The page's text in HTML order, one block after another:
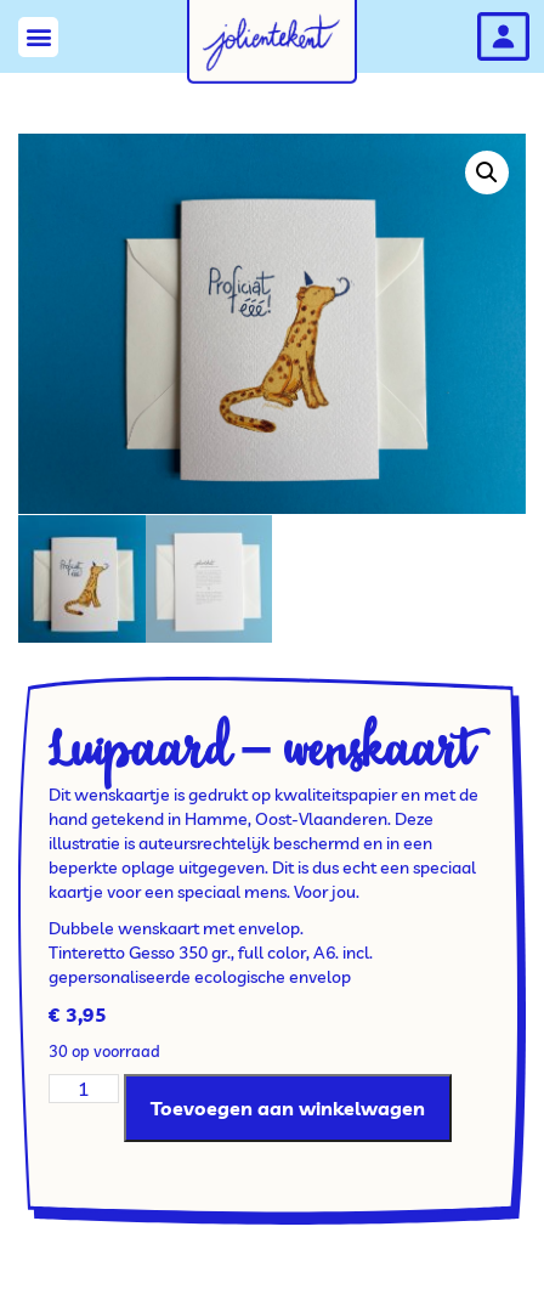
Luipaard – wenskaart
Dit wenskaartje is gedrukt op kwaliteitspapier en met de
hand getekend in Hamme, Oost-Vlaanderen. Deze
illustratie is auteursrechtelijk beschermd en in een
beperkte oplage uitgegeven. Dit is dus echt een speciaal
kaartje voor een speciaal mens. Voor jou.
Dubbele wenskaart met envelop.
Tinteretto Gesso 350 gr., full color, A6. incl.
gepersonaliseerde ecologische envelop
€ 3,95
30 op voorraad
Toevoegen aan winkelwagen